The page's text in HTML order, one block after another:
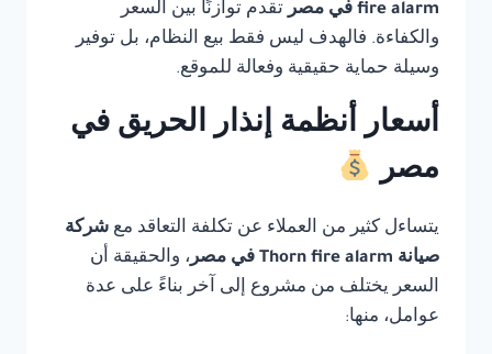
fire alarm في مصر
تقدم توازنًا بين السعر
والكفاءة. فالهدف ليس فقط بيع النظام، بل توفير
وسيلة حماية حقيقية وفعالة للموقع.
أسعار أنظمة إنذار الحريق في
مصر
يتساءل كثير من العملاء عن تكلفة التعاقد مع شركة
صيانة Thorn fire alarm في مصر
، والحقيقة أن
السعر يختلف من مشروع إلى آخر بناءً على عدة
عوامل، منها: